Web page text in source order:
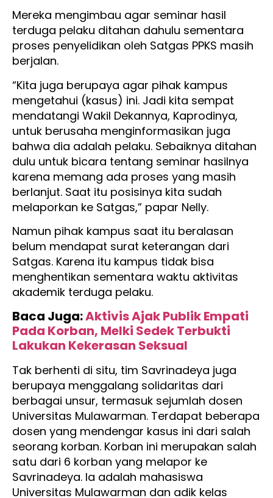
Mereka mengimbau agar seminar hasil
terduga pelaku ditahan dahulu sementara
proses penyelidikan oleh Satgas PPKS masih
berjalan.
“Kita juga berupaya agar pihak kampus
mengetahui (kasus) ini. Jadi kita sempat
mendatangi Wakil Dekannya, Kaprodinya,
untuk berusaha menginformasikan juga
bahwa dia adalah pelaku. Sebaiknya ditahan
dulu untuk bicara tentang seminar hasilnya
karena memang ada proses yang masih
berlanjut. Saat itu posisinya kita sudah
melaporkan ke Satgas,” papar Nelly.
Namun pihak kampus saat itu beralasan
belum mendapat surat keterangan dari
Satgas. Karena itu kampus tidak bisa
menghentikan sementara waktu aktivitas
akademik terduga pelaku.
Baca Juga:Aktivis Ajak Publik Empati
Pada Korban, Melki Sedek Terbukti
Lakukan Kekerasan Seksual
Tak berhenti di situ, tim Savrinadeya juga
berupaya menggalang solidaritas dari
berbagai unsur, termasuk sejumlah dosen
Universitas Mulawarman. Terdapat beberapa
dosen yang mendengar kasus ini dari salah
seorang korban. Korban ini merupakan salah
satu dari 6 korban yang melapor ke
Savrinadeya. Ia adalah mahasiswa
Universitas Mulawarman dan adik kelas